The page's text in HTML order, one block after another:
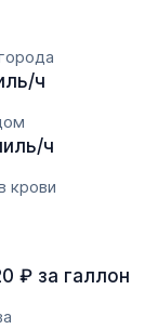
ч
ч
крови
₽ за галлон